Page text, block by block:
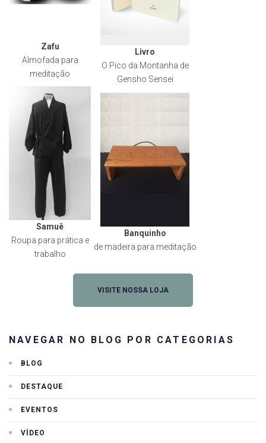
Zafu
Almofada para
meditação
Livro
O Pico da Montanha de
Gensho Sensei
Samuê
Roupa para prática e
trabalho
Banquinho
de madeira para meditação
VISITE NOSSA LOJA
NAVEGAR NO BLOG POR CATEGORIAS
BLOG
DESTAQUE
EVENTOS
VÍDEO